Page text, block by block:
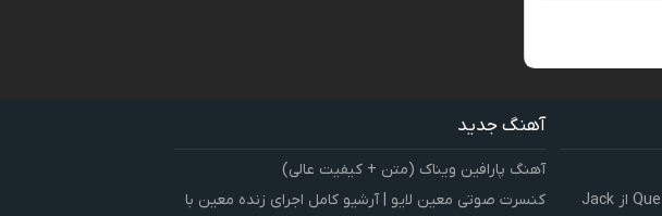
آهنگ بی کلام سریال فرام Que Sera, Sera از Jack
آهنگ جدید
آهنگ پارافین ویناک (متن + کیفیت عالی)
کنسرت صوتی معین لایو | آرشیو کامل اجرای زنده معین با